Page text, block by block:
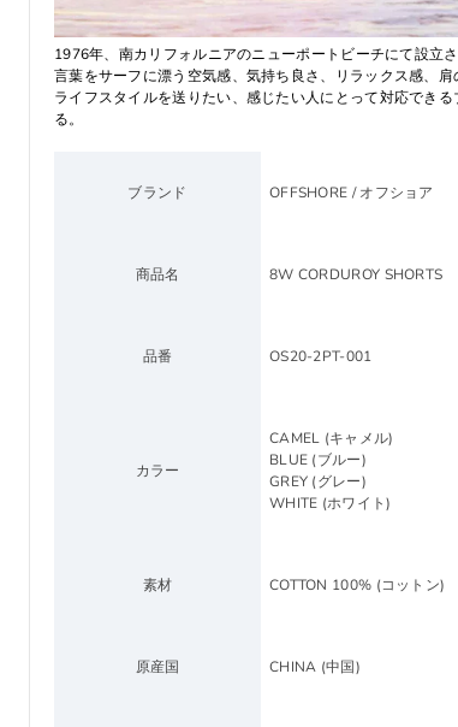
1976年、南カリフォルニアのニューポートビーチにて設立
言葉をサーフに漂う空気感、気持ち良さ、リラックス感、
ライフスタイルを送りたい、感じたい人にとって対応でき
る。
ブランド OFFSHORE / オフショア
商品名 8W CORDUROY SHORTS
品番 OS20-2PT-001
カラー
CAMEL (キャメル)
BLUE (ブルー)
GREY (グレー)
WHITE (ホワイト)
素材 COTTON 100% (コットン)
原産国 CHINA (中国)